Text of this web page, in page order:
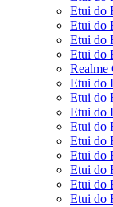
Etui do
Etui do
Etui do
Etui do
Realme
Etui do
Etui do
Etui do
Etui do
Etui do
Etui do
Etui do
Etui do
Etui do